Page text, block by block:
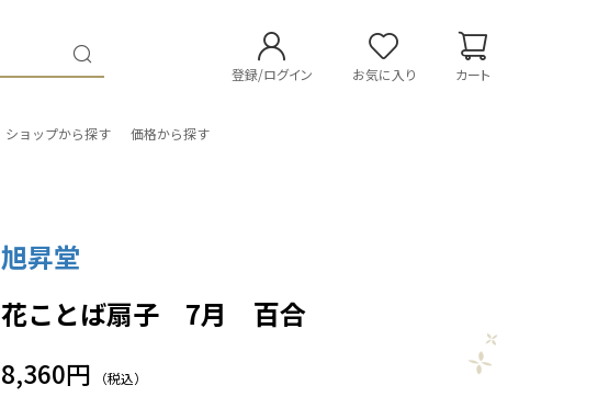
登録/ログイン お気に入り カート
ショップから探す 価格から探す
旭昇堂
花ことば扇子 7月 百合
8,360円 （税込）